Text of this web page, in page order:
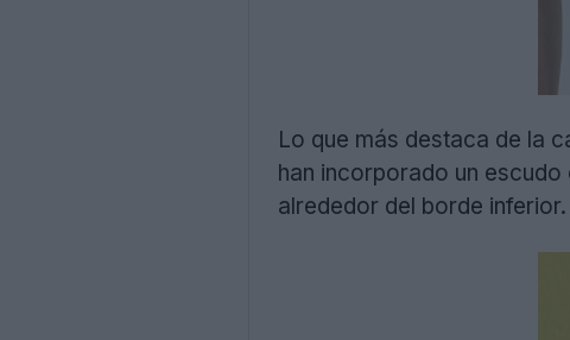
Lo que más destaca de la
han incorporado un
alrededor del borde inferior.